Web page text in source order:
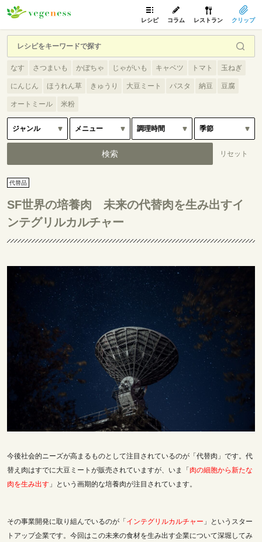
レシピ コラム レストラン クリップ
なす さつまいも かぼちゃ じゃがいも キャベツ トマト 玉ねぎ
にんじん ほうれん草 きゅうり 大豆ミート パスタ 納豆 豆腐
オートミール 米粉
代替品
SF世界の培養肉 未来の代替肉を生み出すイ
ンテグリルカルチャー
今後社会的ニーズが高まるものとして注目されているのが「代替肉」です。代
替え肉はすでに大豆ミートが販売されていますが、いま「肉の細胞から新たな
肉を生み出す 」という画期的な培養肉が注目されています。
その事業開発に取り組んでいるのが「インテグリルカルチャー 」というスター
トアップ企業です。今回はこの未来の食材を生み出す企業について深堀してみ